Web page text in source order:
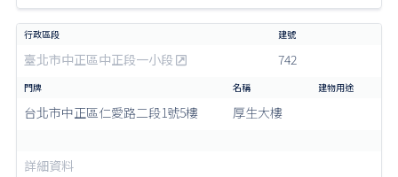
臺北市中正區中正段一小段 742
台北市中正區仁愛路二段1號5樓 厚生大樓
詳細資料